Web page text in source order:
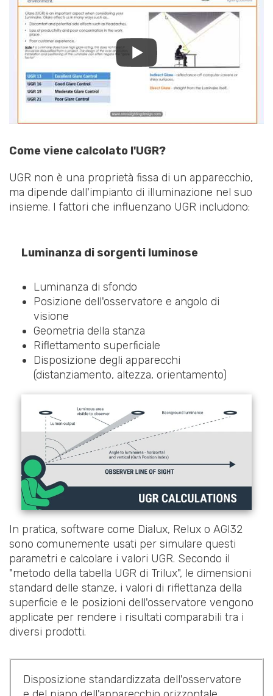
Come viene calcolato l'UGR?
UGR non è una proprietà fissa di un apparecchio,
ma dipende dall'impianto di illuminazione nel suo
insieme. I fattori che influenzano UGR includono:
Luminanza di sorgenti luminose
Luminanza di sfondo
Posizione dell'osservatore e angolo di
visione
Geometria della stanza
Riflettamento superficiale
Disposizione degli apparecchi
(distanziamento, altezza, orientamento)
In pratica, software come Dialux, Relux o AGI32
sono comunemente usati per simulare questi
parametri e calcolare i valori UGR. Secondo il
"metodo della tabella UGR di Trilux", le dimensioni
standard delle stanze, i valori di riflettanza della
superficie e le posizioni dell'osservatore vengono
applicate per rendere i risultati comparabili tra i
diversi prodotti.
Disposizione standardizzata dell'osservatore